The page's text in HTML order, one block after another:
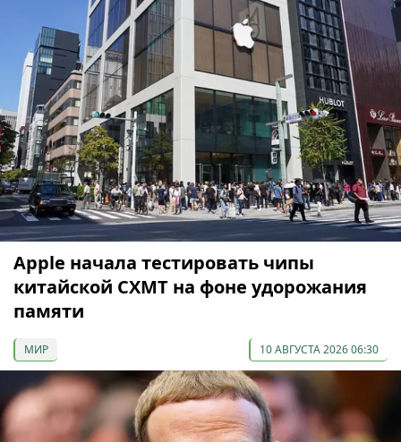
Apple начала тестировать чипы
китайской CXMT на фоне удорожания
памяти
МИР 10 АВГУСТА 2026 06:30